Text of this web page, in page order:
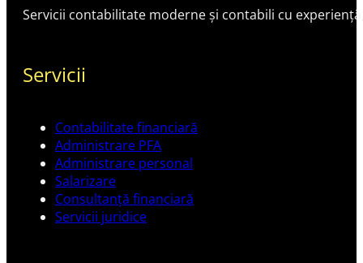
Servicii contabilitate moderne și contabili cu
Servicii
Contabilitate financiară
Administrare PFA
Administrare personal
Salarizare
Consultanță financiară
Servicii juridice